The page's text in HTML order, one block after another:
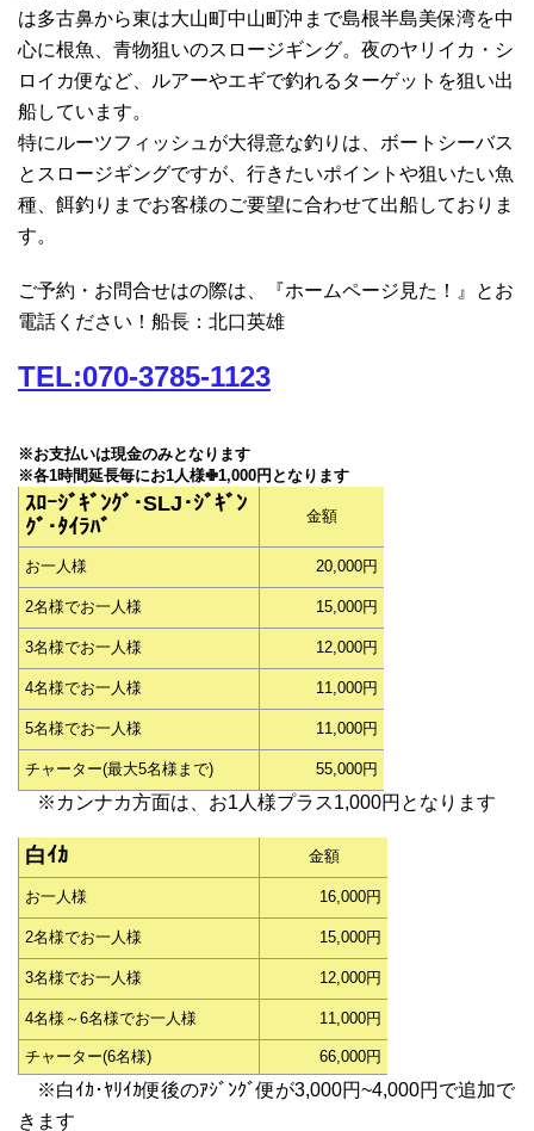
は多古鼻から東は大山町中山町沖まで島根半島美保湾を中
心に根魚、青物狙いのスロージギング。夜のヤリイカ・シ
ロイカ便など、ルアーやエギで釣れるターゲットを狙い出
船しています。
特にルーツフィッシュが大得意な釣りは、ボートシーバス
とスロージギングですが、行きたいポイントや狙いたい魚
種、餌釣りまでお客様のご要望に合わせて出船しておりま
す。
ご予約・お問合せはの際は、『ホームページ見た！』とお
電話ください！船長：北口英雄
TEL:070-3785-1123
※お支払いは現金のみとなります
※各1時間延長毎にお1人様✙1,000円となります
ｽﾛｰｼﾞｷﾞﾝｸﾞ･SLJ･ｼﾞｷﾞﾝ
ｸﾞ･ﾀｲﾗﾊﾞ
金額
お一人様 20,000円
2名様でお一人様 15,000円
3名様でお一人様 12,000円
4名様でお一人様 11,000円
5名様でお一人様 11,000円
チャーター(最大5名様まで) 55,000円
※カンナカ方面は、お1人様プラス1,000円となります
白ｲｶ 金額
お一人様 16,000円
2名様でお一人様 15,000円
3名様でお一人様 12,000円
4名様～6名様でお一人様 11,000円
チャーター(6名様) 66,000円
※白ｲｶ･ﾔﾘｲｶ便後のｱｼﾞﾝｸﾞ便が3,000円~4,000円で追加で
きます